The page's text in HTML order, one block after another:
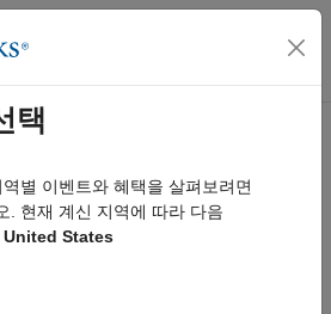
색 메뉴 토글
Toolbox
expand all in page
택
별 이벤트와 혜택을 살펴보려면
. 현재 계신 지역에 따라 다음
United States